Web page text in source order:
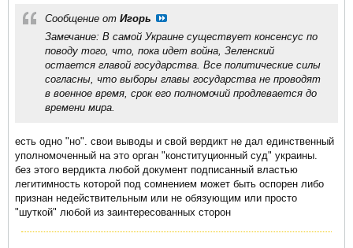
Сообщение от Игорь
Замечание: В самой Украине существует консенсус по
поводу того, что, пока идет война, Зеленский
остается главой государства. Все политические силы
согласны, что выборы главы государства не проводят
в военное время, срок его полномочий продлевается до
времени мира.
есть одно "но". свои выводы и свой вердикт не дал единственный
уполномоченный на это орган "конституционный суд" украины.
без этого вердикта любой документ подписанный властью
легитимность которой под сомнением может быть оспорен либо
признан недействительным или не обязующим или просто
"шуткой" любой из заинтересованных сторон